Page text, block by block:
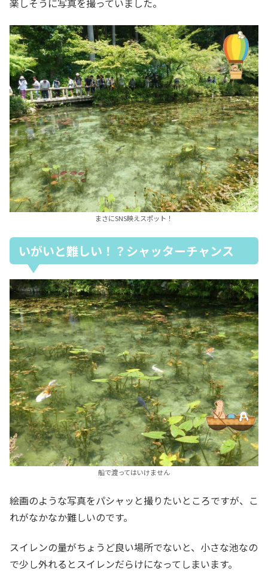
楽しそうに写真を撮っていました。
まさにSNS映えスポット！
いがいと難しい！？シャッターチャンス
船で渡ってはいけません
絵画のような写真をパシャッと撮りたいところですが、こ
れがなかなか難しいのです。
スイレンの量がちょうど良い場所でないと、小さな池なの
で少し外れるとスイレンだらけになってしまいます。